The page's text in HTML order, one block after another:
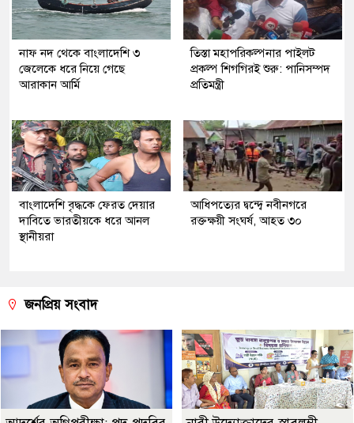
নাফ নদ থেকে বাংলাদেশি ৩
জেলেকে ধরে নিয়ে গেছে
আরাকান আর্মি
তিস্তা মহাপরিকল্পনার পাইলট
প্রকল্প শিগগিরই শুরু: পানিসম্পদ
প্রতিমন্ত্রী
বাংলাদেশি বৃদ্ধকে ফেরত দেয়ার
দাবিতে ভারতীয়কে ধরে আনল
স্থানীয়রা
আধিপত্যের দ্বন্দ্বে নবীনগরে
রক্তক্ষয়ী সংঘর্ষ, আহত ৩০
জনপ্রিয় সংবাদ